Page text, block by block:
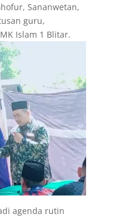
Sananwetan,
guru,
Islam 1 Blitar.
agenda rutin